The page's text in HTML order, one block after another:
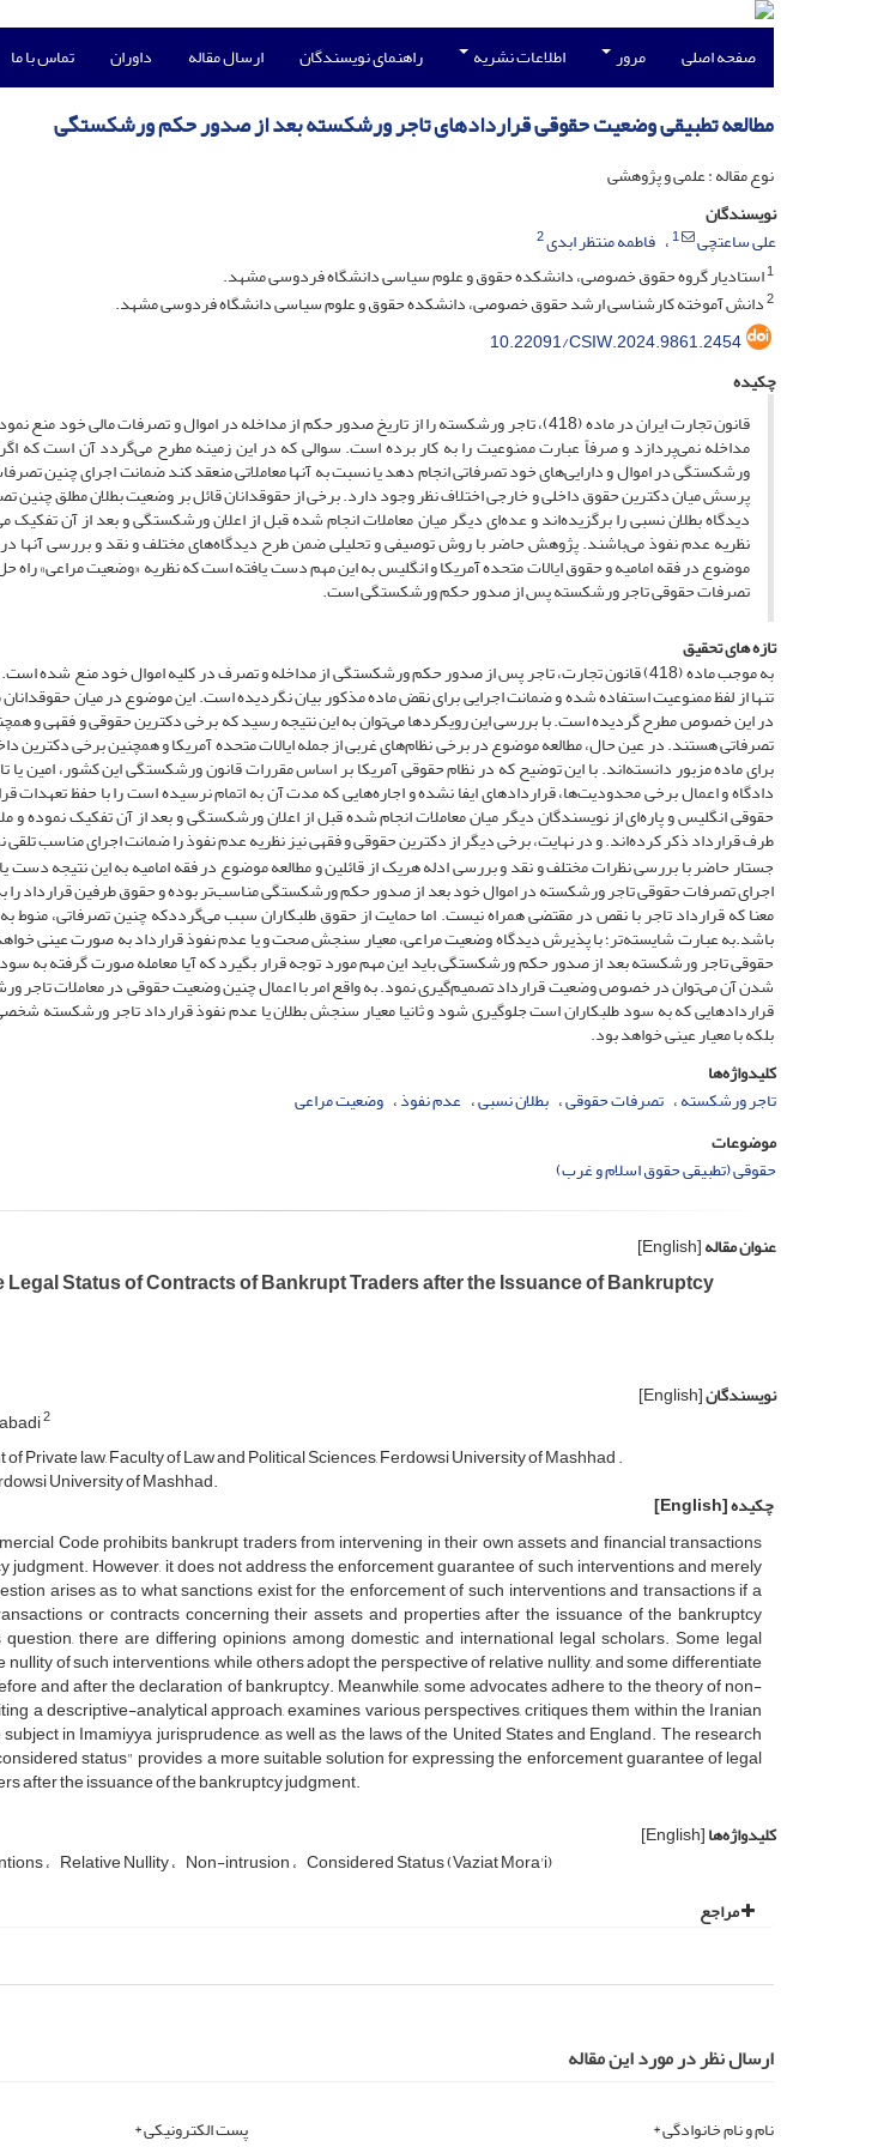
صفحه اصلی مرور اطلاعات نشریه راهنمای نویسندگان ارسال مقاله داوران تماس با ما
مطالعه تطبیقی وضعیت حقوقی قراردادهای تاجر ورشکسته بعد از صدور حکم ورشکستگی
نوع مقاله : علمی و پژوهشی
نویسندگان
علی ساعتچی
1 فاطمه منتظر ابدی2
1استادیار گروه حقوق خصوصی، ‌‌دانشکده حقوق و علوم سیاسی دانشگاه فردوسی مشهد.
2دانش آموخته کارشناسی ارشد حقوق خصوصی، ‌‌دانشکده حقوق و علوم سیاسی دانشگاه فردوسی مشهد.
10.22091/CSIW.2024.9861.2454
چکیده
قانون تجارت ایران در ماده (418)، ‌‌تاجر ورشکسته را از تاریخ صدور حکم از مداخله در اموال و تصرفات مالی
مداخله نمی‌پردازد و صرفاً عبارت ممنوعیت را به کار برده است. سوالی که در این زمینه مطرح می‌‌گردد آن است
ورشکستگی در اموال و دارایی‌‌های خود تصرفاتی انجام دهد یا نسبت به آنها معاملاتی منعقد کند ضمانت اجرای چنین
پرسش میان دکترین حقوق داخلی و خارجی اختلاف نظر وجود دارد. برخی از حقوقدانان قائل بر وضعیت بطلان مطلق چنین
‌‌دیدگاه بطلان نسبی را برگزیده‌‌اند و عده‌‌ای دیگر میان معاملات انجام شده قبل از اعلان ورشکستگی و بعد از آن
نظریه عدم نفوذ می‌‌باشند. پژوهش حاضر با روش توصیفی و تحلیلی ضمن طرح دیدگاه‌‌های مختلف و نقد و بررسی آنها در
موضوع در فقه امامیه و حقوق ایالات متحده آمریکا و انگلیس به این مهم دست یافته است که نظریه «وضعیت مراعی» راه
تصرفات حقوقی تاجر ورشکسته پس از صدور حکم ورشکستگی است.
تازه های تحقیق
به موجب ماده (418) قانون تجارت، ‌‌تاجر پس از صدور حکم ورشکستگی از مداخله و تصرف در کلیه اموال خود منع
تنها از لفظ ممنوعیت استفاده شده و ضمانت اجرایی برای نقض ماده مذکور بیان نگردیده است. این موضوع در میان
در این خصوص مطرح گردیده است. با بررسی این رویکردها می‌‌توان به این نتیجه رسید که برخی دکترین حقوقی و فقهی و
تصرفاتی هستند. در عین حال، ‌‌مطالعه موضوع در برخی نظام‌‌های غربی از جمله ایالات متحده آمریکا و همچنین برخی دکترین
برای ماده مزبور دانسته‌‌اند. با این توضیح که در نظام حقوقی آمریکا بر اساس مقررات قانون ورشکستگی این کشور، ‌‌امین
دادگاه و اعمال برخی محدودیت‌‌ها، ‌‌قراردادهای ایفا نشده و اجاره‌هایی که مدت آن به اتمام نرسیده است را با حفظ تعهدات
حقوقی انگلیس و پاره‌‌ای از نویسندگان دیگر میان معاملات انجام شده قبل از اعلان ورشکستگی و بعد از آن تفکیک نموده و
طرف قرارداد ذکر کرده‌اند. و در نهایت، ‌‌برخی دیگر از دکترین حقوقی و فقهی نیز نظریه عدم نفوذ را ضمانت اجرای مناسب تلقی
جستار حاضر با بررسی نظرات مختلف و نقد و بررسی ادله هریک از قائلین و مطالعه موضوع در فقه امامیه به این نتیجه
اجرای تصرفات حقوقی تاجر ورشکسته در اموال خود بعد از صدور حکم ورشکستگی مناسب‌تر بوده و حقوق طرفین قرارداد را
معنا که قرارداد تاجر با نقص در مقتضی همراه نیست. اما حمایت از حقوق طلبکاران سبب می‌‌گرددکه چنین تصرفاتی، ‌‌منوط
باشد.به عبارت شایسته‌‌تر؛ با پذیرش دیدگاه وضعیت مراعی، ‌‌معیار سنجش صحت و یا عدم نفوذ قرارداد به صورت عینی خواهد
حقوقی تاجر ورشکسته بعد از صدور حکم ورشکستگی باید این مهم مورد توجه قرار بگیرد که آیا معامله صورت گرفته به
شدن آن می‌‌توان در خصوص وضعیت قرارداد تصمیم‌‌گیری نمود. به واقع امر با اعمال چنین وضعیت حقوقی در معاملات تاجر
قراردادهایی که به سود طلبکاران است جلوگیری شود و ثانیا معیار سنجش بطلان یا عدم نفوذ قرارداد تاجر ورشکسته
بلکه با معیار عینی خواهد بود.
کلیدواژه‌ها
تاجر ورشکسته ‌‌تصرفات حقوقی ‌‌بطلان نسبی ‌‌عدم نفوذ ‌‌وضعیت مراعی
موضوعات
حقوقی (تطبیقی حقوق اسلام و غرب)
عنوان مقاله[English]
Status of Contracts of Bankrupt Traders after the Issuance of Bankruptcy
نویسندگان[English]
2
Private law, Faculty of Law and Political Sciences, Ferdowsi University of Mashhad .
University of Mashhad.
چکیده[English]
Code prohibits bankrupt traders from intervening in their own assets and financial transactions
judgment. However, it does not address the enforcement guarantee of such interventions and merely
arises as to what sanctions exist for the enforcement of such interventions and transactions if a
or contracts concerning their assets and properties after the issuance of the bankruptcy
there are differing opinions among domestic and international legal scholars. Some legal
of such interventions, while others adopt the perspective of relative nullity, and some differentiate
and after the declaration of bankruptcy. Meanwhile, some advocates adhere to the theory of non-
a descriptive-analytical approach, examines various perspectives, critiques them within the Iranian
in Imamiyya jurisprudence, as well as the laws of the United States and England. The research
status" provides a more suitable solution for expressing the enforcement guarantee of legal
after the issuance of the bankruptcy judgment.
کلیدواژه‌ها[English]
Relative Nullity Non-intrusion Considered Status (Vaziat Mora'i)
مراجع
ارسال نظر در مورد این مقاله
نام و نام خانوادگی * پست الکترونیکی *